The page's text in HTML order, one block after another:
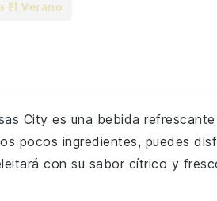
El Verano
City es una bebida
pocos ingredientes, puedes
con su sabor cítrico y